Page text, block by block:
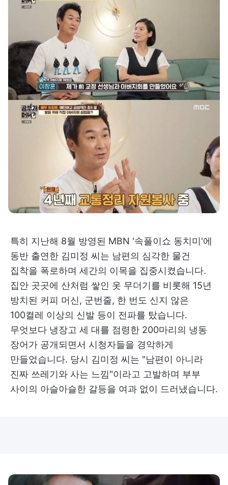
특히 지난해 8월 방영된 MBN '속풀이쇼 동치미'에
동반 출연한 김미정 씨는 남편의 심각한 물건
집착을 폭로하며 세간의 이목을 집중시켰습니다.
집안 곳곳에 산처럼 쌓인 옷 무더기를 비롯해 15년
방치된 커피 머신, 군번줄, 한 번도 신지 않은
100켤레 이상의 신발 등이 전파를 탔습니다.
무엇보다 냉장고 세 대를 점령한 200마리의 냉동
장어가 공개되면서 시청자들을 경악하게
만들었습니다. 당시 김미정 씨는 "남편이 아니라
진짜 쓰레기와 사는 느낌"이라고 고발하며 부부
사이의 아슬아슬한 갈등을 여과 없이 드러냈습니다.